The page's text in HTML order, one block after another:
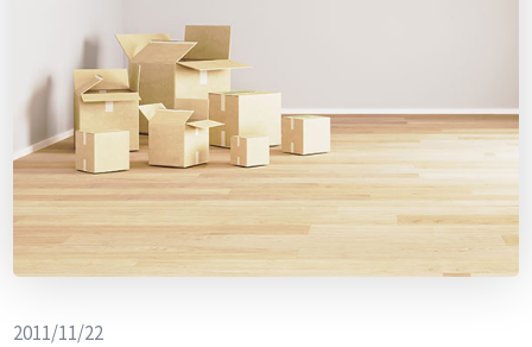
2011/11/22